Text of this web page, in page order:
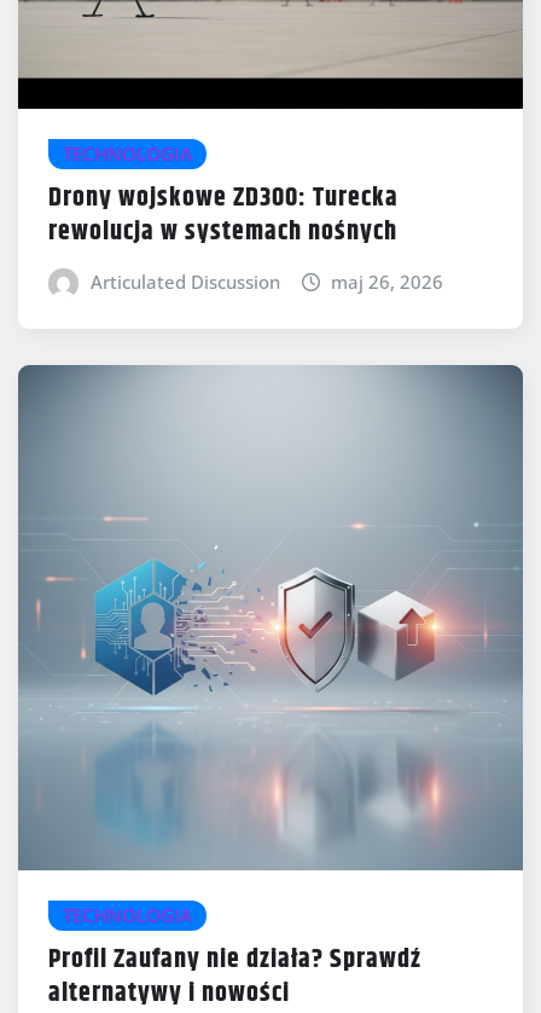
TECHNOLOGIA
Drony wojskowe ZD300: Turecka
rewolucja w systemach nośnych
Articulated Discussion maj 26, 2026
TECHNOLOGIA
Profil Zaufany nie działa? Sprawdź
alternatywy i nowości